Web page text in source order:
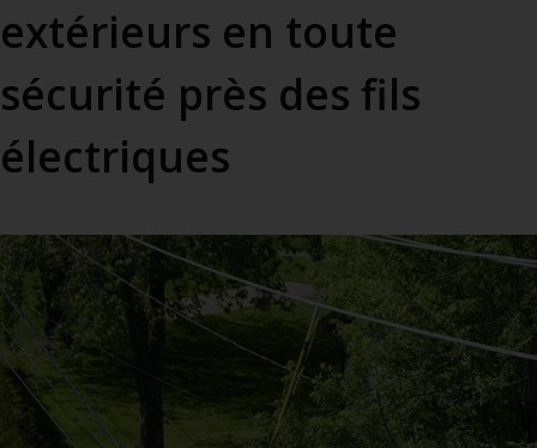
extérieurs en toute
sécurité près des fils
électriques